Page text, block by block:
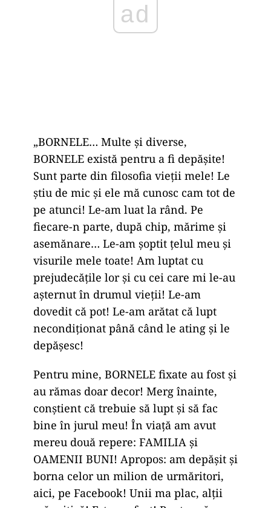
ad
„BORNELE… Multe și diverse,
BORNELE există pentru a fi depășite!
Sunt parte din filosofia vieții mele! Le
știu de mic și ele mă cunosc cam tot de
pe atunci! Le-am luat la rând. Pe
fiecare-n parte, după chip, mărime și
asemănare… Le-am șoptit țelul meu și
visurile mele toate! Am luptat cu
prejudecățile lor și cu cei care mi le-au
așternut în drumul vieții! Le-am
dovedit că pot! Le-am arătat că lupt
necondiționat până când le ating și le
depășesc!
Pentru mine, BORNELE fixate au fost și
au rămas doar decor! Merg înainte,
conștient că trebuie să lupt și să fac
bine în jurul meu! În viață am avut
mereu două repere: FAMILIA și
OAMENII BUNI! Apropos: am depășit și
borna celor un milion de urmăritori,
aici, pe Facebook! Unii ma plac, alții